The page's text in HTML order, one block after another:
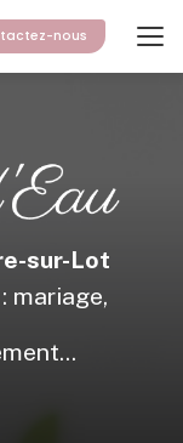
nous
sur-Lot
mariage,